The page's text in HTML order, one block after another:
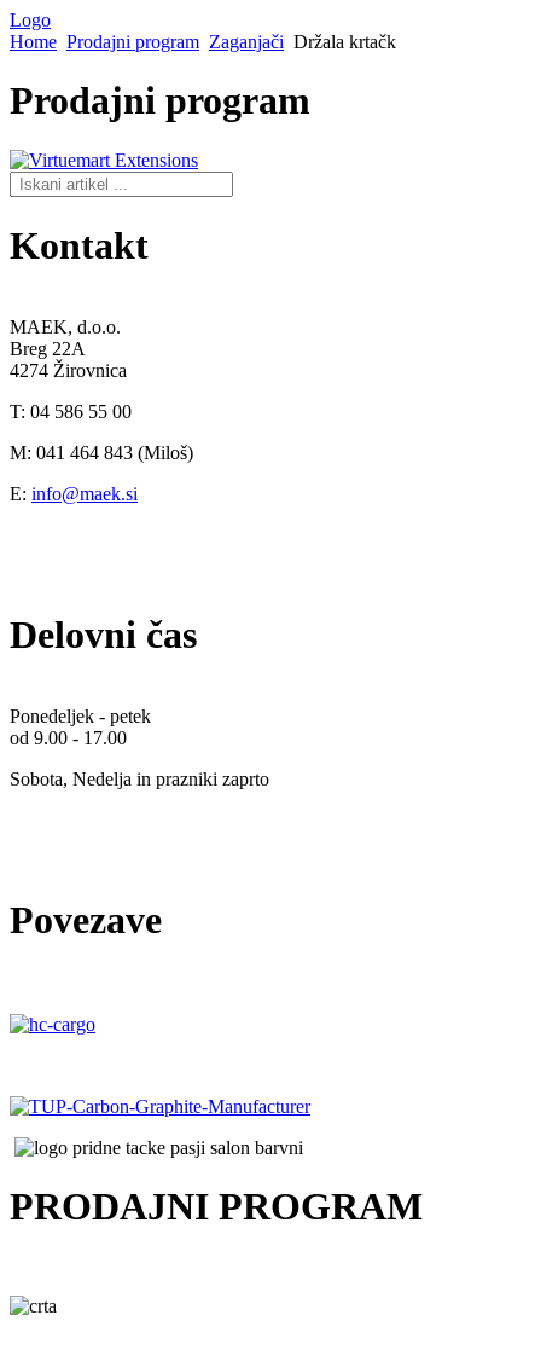
Logo
Home Prodajni program Zaganjači Držala krtačk
Prodajni program
Kontakt
MAEK, d.o.o.
Breg 22A
4274 Žirovnica
T: 04 586 55 00
M: 041 464 843 (Miloš)
E: info@maek.si
Delovni čas
Ponedeljek - petek
od 9.00 - 17.00
Sobota, Nedelja in prazniki zaprto
Povezave
PRODAJNI PROGRAM